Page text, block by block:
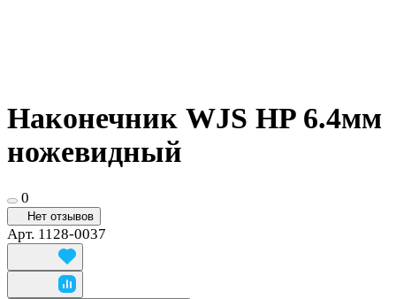
Наконечник WJS HP 6.4мм
ножевидный
0
Нет отзывов
Арт. 1128-0037